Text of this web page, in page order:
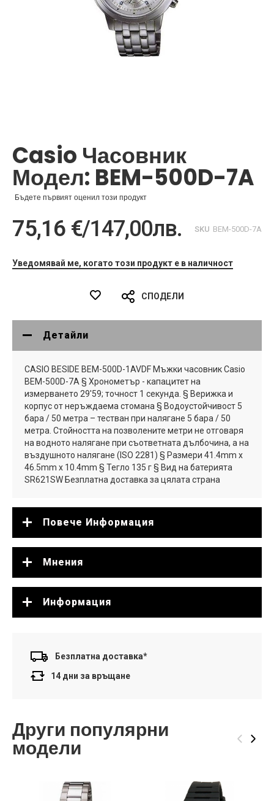
на
галерия
със
снимки
Casio Часовник
Модел: BEM-500D-7A
Бъдете първият оценил този продукт
75,16 €/147,00лв. SKU BEM-500D-7A
Уведомявай ме, когато този продукт е в наличност
СПОДЕЛИ
Детайли
CASIO BESIDE BEM-500D-1AVDF Мъжки часовник Casio
BEM-500D-7A § Хронометър - капацитет на
измерването 29'59; точност 1 секунда. § Верижка и
корпус от неръждаема стомана § Водоустойчивост 5
бара / 50 метра – тестван при налягане 5 бара / 50
метра. Стойността на позволените метри не отговаря
на водното налягане при съответната дълбочина, а на
въздушното налягане (ISO 2281) § Размери 41.4mm x
46.5mm x 10.4mm § Тегло 135 г § Вид на батерията
SR621SW Безплатна доставка за цялата страна
Повече Информация
Мнения
Информация
Безплатна доставка*
14 дни за връщане
Други популярни
модели ‹ ›